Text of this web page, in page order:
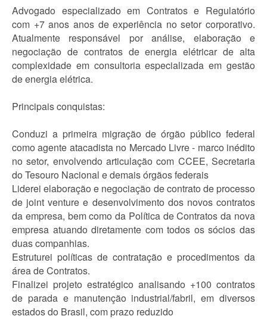
Advogado especializado em Contratos e Regulatório
com +7 anos anos de experiência no setor corporativo.
Atualmente responsável por análise, elaboração e
negociação de contratos de energia elétricar de alta
complexidade em consultoria especializada em gestão
de energia elétrica.
Principais conquistas:
Conduzi a primeira migração de órgão público federal
como agente atacadista no Mercado Livre - marco inédito
no setor, envolvendo articulação com CCEE, Secretaria
do Tesouro Nacional e demais órgãos federais
Liderei elaboração e negociação de contrato de processo
de joint venture e desenvolvimento dos novos contratos
da empresa, bem como da Política de Contratos da nova
empresa atuando diretamente com todos os sócios das
duas companhias.
Estruturei políticas de contratação e procedimentos da
área de Contratos.
Finalizei projeto estratégico analisando +100 contratos
de parada e manutenção industrial/fabril, em diversos
estados do Brasil, com prazo reduzido